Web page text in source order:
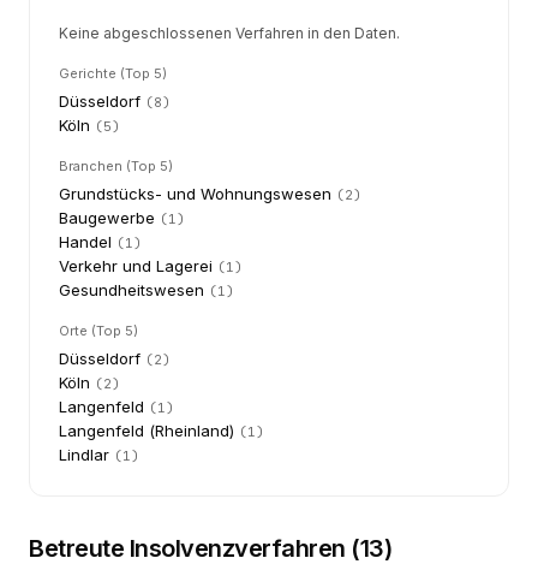
Keine abgeschlossenen Verfahren in den Daten.
Gerichte (Top 5)
Düsseldorf (8)
Köln (5)
Branchen (Top 5)
Grundstücks- und Wohnungswesen (2)
Baugewerbe (1)
Handel (1)
Verkehr und Lagerei (1)
Gesundheitswesen (1)
Orte (Top 5)
Düsseldorf (2)
Köln (2)
Langenfeld (1)
Langenfeld (Rheinland) (1)
Lindlar (1)
Betreute Insolvenzverfahren (13)